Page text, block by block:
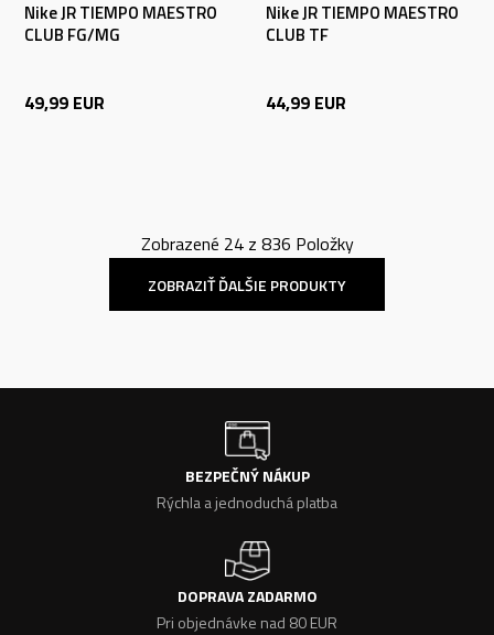
Nike JR TIEMPO MAESTRO
CLUB FG/MG
49,99 EUR
Nike JR TIEMPO MAESTRO
CLUB TF
44,99 EUR
Zobrazené 24z 836 Položky
ZOBRAZIŤ ĎALŠIE PRODUKTY
BEZPEČNÝ NÁKUP
Rýchla a jednoduchá platba
DOPRAVA ZADARMO
Pri objednávke nad 80 EUR